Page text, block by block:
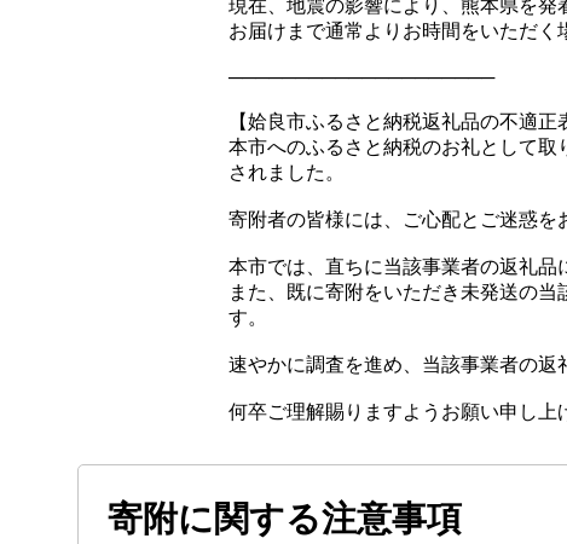
現在、地震の影響により、熊本県を
お届けまで通常よりお時間をいただ
────────────────────
【姶良市ふるさと納税返礼品の不適正
本市へのふるさと納税のお礼として
されました。
寄附者の皆様には、ご心配とご迷惑を
本市では、直ちに当該事業者の返礼品
また、既に寄附をいただき未発送の
す。
速やかに調査を進め、当該事業者の
何卒ご理解賜りますようお願い申し上
寄附に関する注意事項